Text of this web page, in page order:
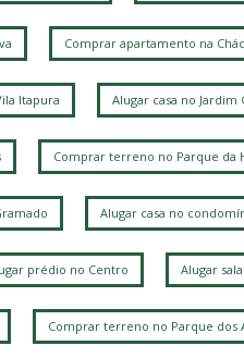
Comprar apartamento na
Itapura Alugar casa no Jardim
Comprar terreno no Parque da
Alugar casa no
prédio no Centro Alugar
Comprar terreno no Parque dos